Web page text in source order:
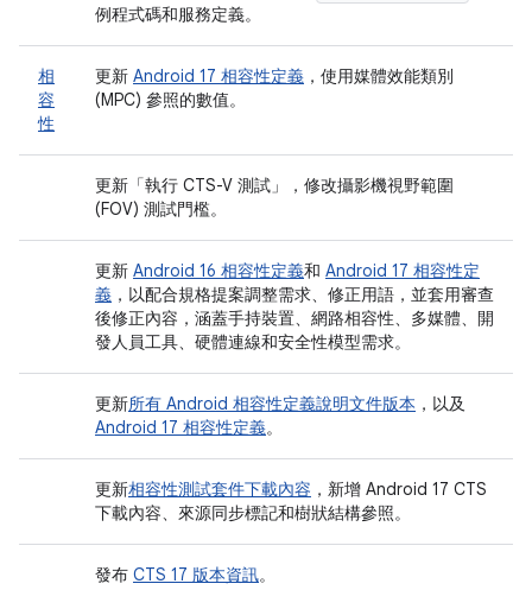
例程式碼和服務定義。
相
容
性
更新 Android 17 相容性定義 ，使用媒體效能類別
(MPC) 參照的數值。
更新「執行 CTS-V 測試」
，修改攝影機視野範圍
(FOV) 測試門檻。
更新 Android 16 相容性定義和 Android 17 相容性定
義 ，以配合規格提案調整需求、修正用語，並套用審查
後修正內容，涵蓋手持裝置、網路相容性、多媒體、開
發人員工具、硬體連線和安全性模型需求。
更新所有 Android 相容性定義說明文件版本 ，以及
Android 17 相容性定義。
更新相容性測試套件下載內容 ，新增 Android 17 CTS
下載內容、來源同步標記和樹狀結構參照。
發布 CTS 17 版本資訊。